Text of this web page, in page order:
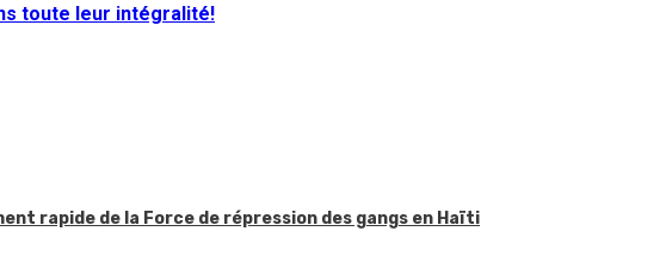
toute leur intégralité!
rapide de la Force de répression des gangs en Haïti